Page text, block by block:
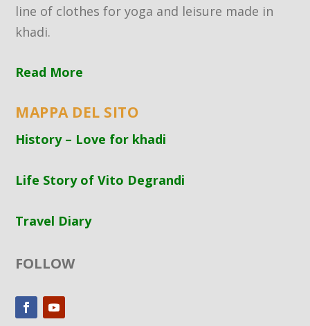
line of clothes for yoga and leisure made in
khadi.
Read More
MAPPA DEL SITO
History – Love for khadi
Life Story of Vito Degrandi
Travel Diary
FOLLOW